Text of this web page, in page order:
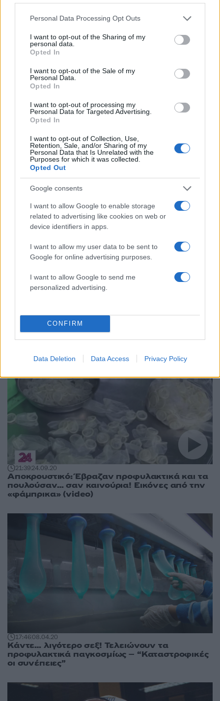
Please note that this website/app uses one or more Google
not limited to your visit or usage behaviour. You may click to
grant or deny consent to Google and its third-party tags to
use your data for below specified purposes in below Google
consent section.
Personal Data Processing Opt Outs
I want to opt-out of the Sharing of my
personal data.
Opted In
I want to opt-out of the Sale of my
Personal Data.
Opted In
I want to opt-out of processing my
Personal Data for Targeted Advertising.
Opted In
I want to opt-out of Collection, Use,
Retention, Sale, and/or Sharing of my
Personal Data that Is Unrelated with the
Purposes for which it was collected.
Opted Out
Google consents
I want to allow Google to enable storage
related to advertising like cookies on web or
device identifiers in apps.
I want to allow my user data to be sent to
Google for online advertising purposes.
I want to allow Google to send me
personalized advertising.
CONFIRM
Data Deletion Data Access Privacy Policy
Γερμανία: 39χρονη τρυπούσε
τα προφυλακτικά του συντρόφου της –
Κρίθηκε ένοχη για σεξουαλική επίθεση
18:3415.07.21
Πρώην άλτρια του μήκους μιλάει για το σεξ στο
Ολυμπιακό Χωριό
21:3924.09.20
Αποκρουστικό: Έβραζαν προφυλακτικά και τα
πουλούσαν… σαν καινούρια! Εικόνες από την
«φάμπρικα» (video)
17:4608.04.20
Κάντε… λιγότερο σεξ! Τελειώνουν τα
προφυλακτικά παγκοσμίως – “Καταστροφικές
οι συνέπειες”